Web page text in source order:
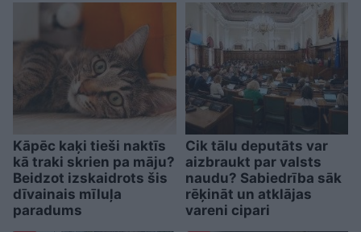
Kāpēc kaķi tieši naktīs
kā traki skrien pa māju?
Beidzot izskaidrots šis
dīvainais mīluļa
paradums
Cik tālu deputāts var
aizbraukt par valsts
naudu? Sabiedrība sāk
rēķināt un atklājas
vareni cipari